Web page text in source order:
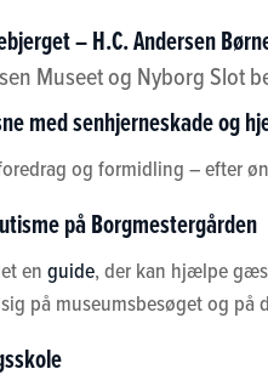
– H.C. Andersen
Museet og Nyborg Slot
med senhjerneskade og
og formidling – efter
på Borgmestergården
en guide, der kan hjælpe
på museumsbesøget og på